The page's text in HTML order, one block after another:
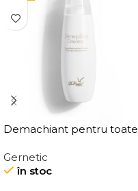
Demachiant pentru toate
Demaquillant Douceur All
Skin Types Make-Up
Gernetic
în stoc